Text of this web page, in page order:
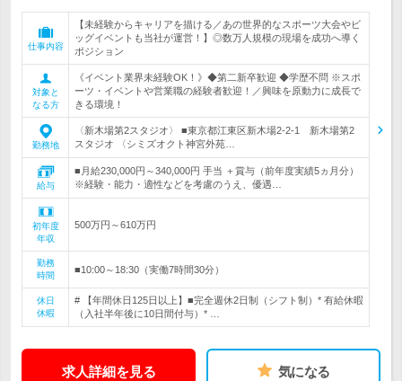
仕事内容
【未経験からキャリアを描ける／あの世界的なスポーツ大会やビ
ッグイベントも当社が運営！】◎数万人規模の現場を成功へ導く
ポジション
対象と
なる方
《イベント業界未経験OK！》◆第二新卒歓迎 ◆学歴不問 ※スポ
ーツ・イベントや営業職の経験者歓迎！／興味を原動力に成長で
きる環境！
勤務地
〈新木場第2スタジオ〉 ■東京都江東区新木場2-2-1 新木場第2
スタジオ 〈シミズオクト神宮外苑…
給与
■月給230,000円～340,000円 手当 ＋賞与（前年度実績5ヵ月分）
※経験・能力・適性などを考慮のうえ、優遇…
初年度
年収
500万円～610万円
勤務
時間
■10:00～18:30（実働7時間30分）
休日
休暇
# 【年間休日125日以上】■完全週休2日制（シフト制）* 有給休暇
（入社半年後に10日間付与）* …
求人詳細を見る 気になる